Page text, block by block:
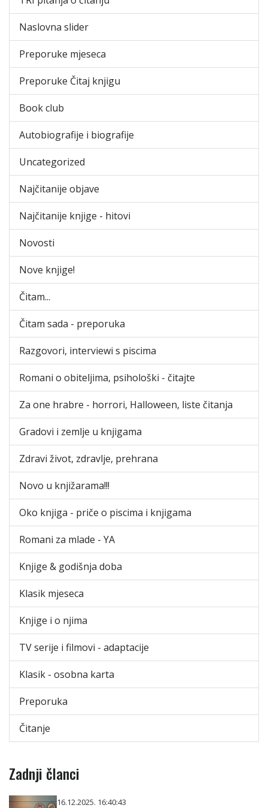
Naslovna slider
Preporuke mjeseca
Preporuke Čitaj knjigu
Book club
Autobiografije i biografije
Uncategorized
Najčitanije objave
Najčitanije knjige - hitovi
Novosti
Nove knjige!
Čitam...
Čitam sada - preporuka
Razgovori, interviewi s piscima
Romani o obiteljima, psihološki - čitajte
Za one hrabre - horrori, Halloween, liste čitanja
Gradovi i zemlje u knjigama
Zdravi život, zdravlje, prehrana
Novo u knjižarama!!!
Oko knjiga - priče o piscima i knjigama
Romani za mlade - YA
Knjige & godišnja doba
Klasik mjeseca
Knjige i o njima
TV serije i filmovi - adaptacije
Klasik - osobna karta
Preporuka
Čitanje
Zadnji članci
16.12.2025. 16:40:43